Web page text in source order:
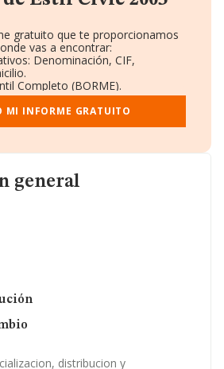
general
distribucion y
gratuito que te proporcionamos
vas a encontrar:
Denominación, CIF,
Completo (BORME).
Ventas y Empleados.
y Administradores.
y registral complementaria.
MI INFORME GRATUITO